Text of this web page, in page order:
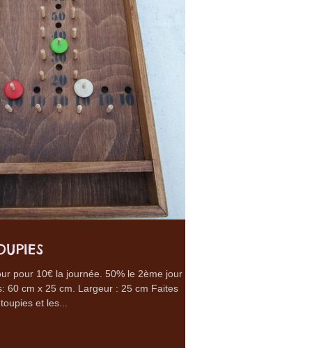
pour 10€ la journée. 50% le 2ème jour !
60 cm x 25 cm. Largeur : 25 cm Faites
et les...